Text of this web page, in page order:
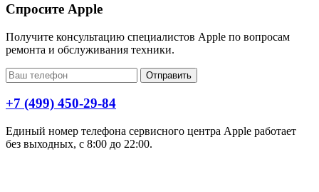
Спросите Apple
Получите консультацию специалистов Apple по вопросам
ремонта и обслуживания техники.
Отправить
+7 (499) 450-29-84
Единый номер телефона сервисного центра Apple работает
без выходных, с 8:00 до 22:00.